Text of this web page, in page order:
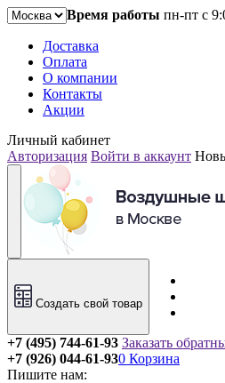
Время работы пн-пт с
Доставка
Оплата
О компании
Контакты
Акции
Личный кабинет
Авторизация Войти в аккаунт
Создать свой товар
+7 (495) 744-61-93 Заказать
+7 (926) 044-61-93
Пишите нам:
0 Корзина